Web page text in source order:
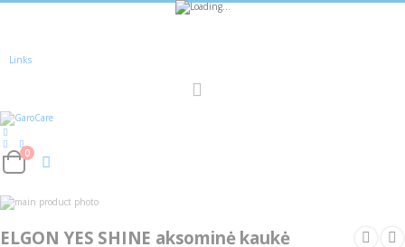
nuolaidas
Links
Cart
0
Skip
to
end
Skip
beginning
ELGON YES SHINE aksominė kaukė